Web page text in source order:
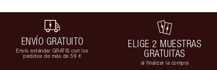
ENVÍO GRATUITO
Envío estándar GRATIS con los
pedidos de más de 59 €
ELIGE 2 MUESTRAS
GRATUITAS
al finalizar la compra